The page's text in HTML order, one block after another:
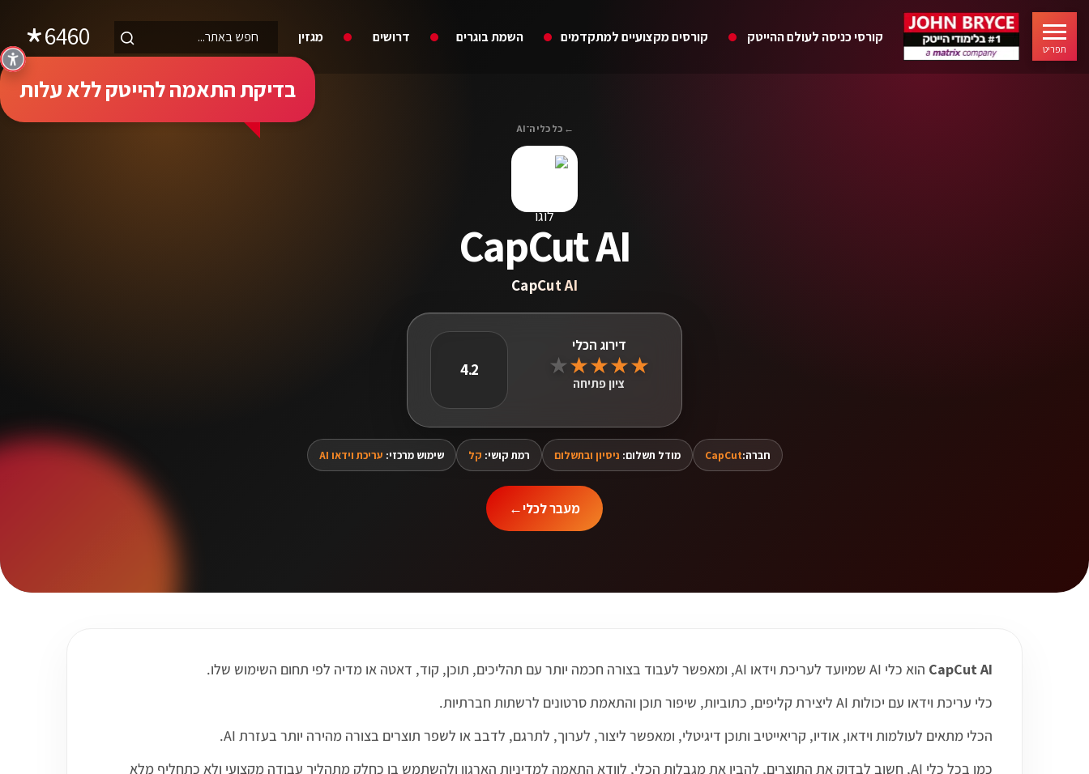
תפריט
קורסי כניסה לעולם ההייטק קורסים מקצועיים למתקדמים השמת בוגרים דרושים מגזין 6460
בדיקת התאמה להייטק ללא עלות
← כל כלי ה־AI
CapCut AI
CapCut AI
4.2 ★
★
★
★
★
ציון פתיחה
חברה:CapCut מודל תשלום: ניסיון ובתשלום רמת קושי: קל שימוש מרכזי: עריכת וידאו AI
מעבר לכלי←
CapCut AI הוא כלי AI שמיועד לעריכת וידאו AI, ומאפשר לעבוד בצורה חכמה יותר עם תהליכים, תוכן, קוד, דאטה או מדיה לפי תחום השימוש שלו.
כלי עריכת וידאו עם יכולות AI ליצירת קליפים, כתוביות, שיפור תוכן והתאמת סרטונים לרשתות חברתיות.
הכלי מתאים לעולמות וידאו, אודיו, קריאייטיב ותוכן דיגיטלי, ומאפשר ליצור, לערוך, לתרגם, לדבב או לשפר תוצרים בצורה מהירה יותר בעזרת AI.
כמו בכל כלי AI, חשוב לבדוק את התוצרים, להבין את מגבלות הכלי, לוודא התאמה למדיניות הארגון ולהשתמש בו כחלק מתהליך עבודה מקצועי ולא כתחליף מלא